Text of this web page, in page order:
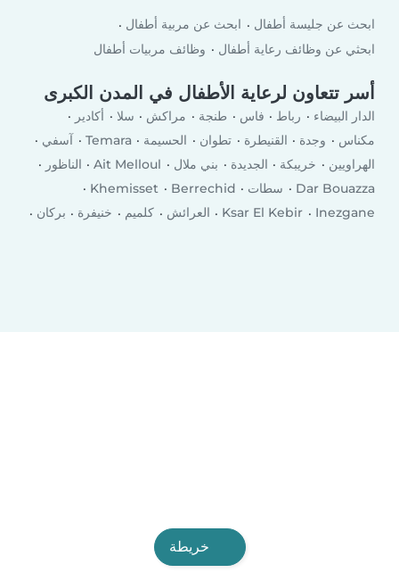
ابحث عن جليسة أطفال
ابحث عن مربية أطفال
ابحثي عن وظائف رعاية أطفال
وظائف مربيات أطفال
أسر تتعاون لرعاية الأطفال في المدن الكبرى
الدار البيضاء رباط فاس طنجة مراكش سلا
أكادير
مكناس
وجدة القنيطرة تطوان الحسيمة Temara
آسفي
الهراويين
خريبكة الجديدة بني ملال Ait Melloul
الناظور
Dar Bouazza
سطات Berrechid
Khemisset
Inezgane
Ksar El Kebir العرائش كلميم خنيفرة
بركان
خريطة